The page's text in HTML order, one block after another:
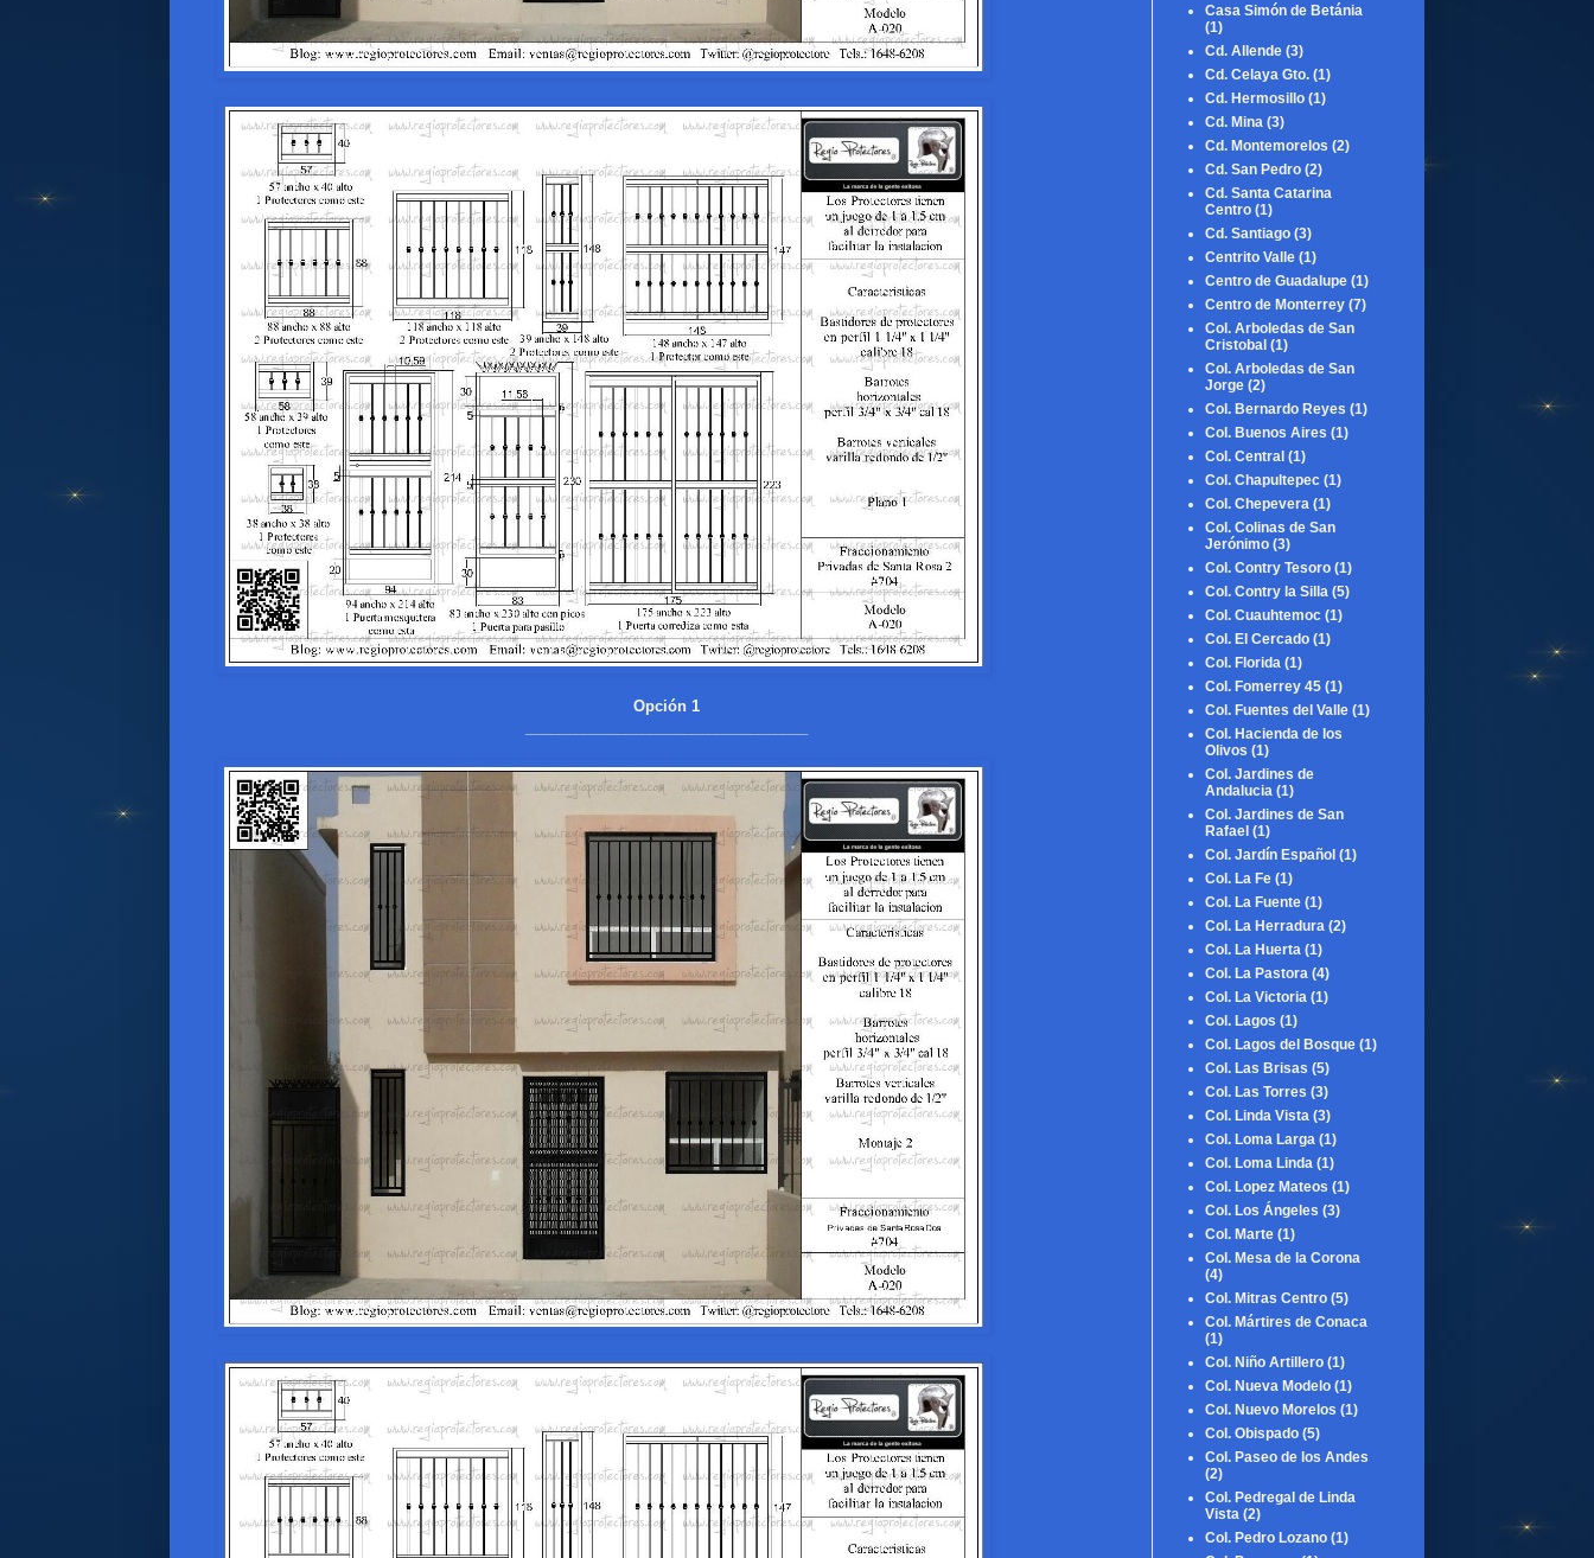
Opción 1
Casa Simón de Betánia
(1)
Cd. Allende (3)
Cd. Celaya Gto. (1)
Cd. Hermosillo (1)
Cd. Mina (3)
Cd. Montemorelos (2)
Cd. San Pedro (2)
Cd. Santa Catarina
Centro (1)
Cd. Santiago (3)
Centrito Valle (1)
Centro de Guadalupe (1)
Centro de Monterrey (7)
Col. Arboledas de San
Cristobal (1)
Col. Arboledas de San
Jorge (2)
Col. Bernardo Reyes (1)
Col. Buenos Aires (1)
Col. Central (1)
Col. Chapultepec (1)
Col. Chepevera (1)
Col. Colinas de San
Jerónimo (3)
Col. Contry Tesoro (1)
Col. Contry la Silla (5)
Col. Cuauhtemoc (1)
Col. El Cercado (1)
Col. Florida (1)
Col. Fomerrey 45 (1)
Col. Fuentes del Valle (1)
Col. Hacienda de los
Olivos (1)
Col. Jardines de
Andalucia (1)
Col. Jardines de San
Rafael (1)
Col. Jardín Español (1)
Col. La Fe (1)
Col. La Fuente (1)
Col. La Herradura (2)
Col. La Huerta (1)
Col. La Pastora (4)
Col. La Victoria (1)
Col. Lagos (1)
Col. Lagos del Bosque (1)
Col. Las Brisas (5)
Col. Las Torres (3)
Col. Linda Vista (3)
Col. Loma Larga (1)
Col. Loma Linda (1)
Col. Lopez Mateos (1)
Col. Los Ángeles (3)
Col. Marte (1)
Col. Mesa de la Corona
(4)
Col. Mitras Centro (5)
Col. Mártires de Conaca
(1)
Col. Niño Artillero (1)
Col. Nueva Modelo (1)
Col. Nuevo Morelos (1)
Col. Obispado (5)
Col. Paseo de los Andes
(2)
Col. Pedregal de Linda
Vista (2)
Col. Pedro Lozano (1)